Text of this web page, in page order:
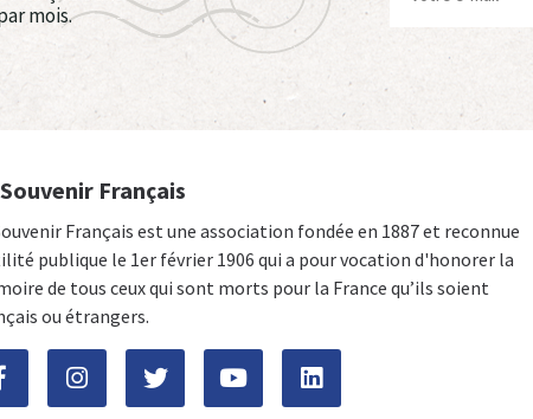
mois.
Français
Français est une association fondée en 1887 et reconnue
publique le 1er février 1906 qui a pour vocation d'honorer la
de tous ceux qui sont morts pour la France qu’ils soient
ou étrangers.